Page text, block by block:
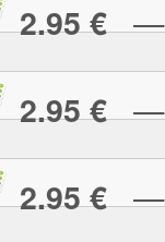
2.95 €—
2.95 €—
2.95 €—